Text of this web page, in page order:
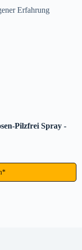
Erfahrung
Pilzfrei Spray -